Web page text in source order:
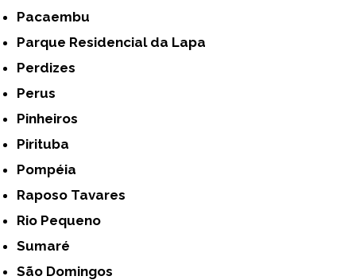
Pacaembu
Parque Residencial da Lapa
Perdizes
Perus
Pinheiros
Pirituba
Pompéia
Raposo Tavares
Rio Pequeno
Sumaré
São Domingos